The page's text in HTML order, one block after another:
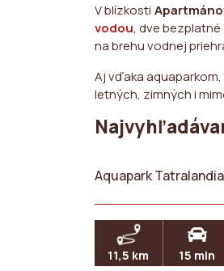
V blízkosti
vodou, dve
na brehu vodnej
Aj vďaka
letných, zimných i
Aquapark Tatralandia
11,5 km 15 min